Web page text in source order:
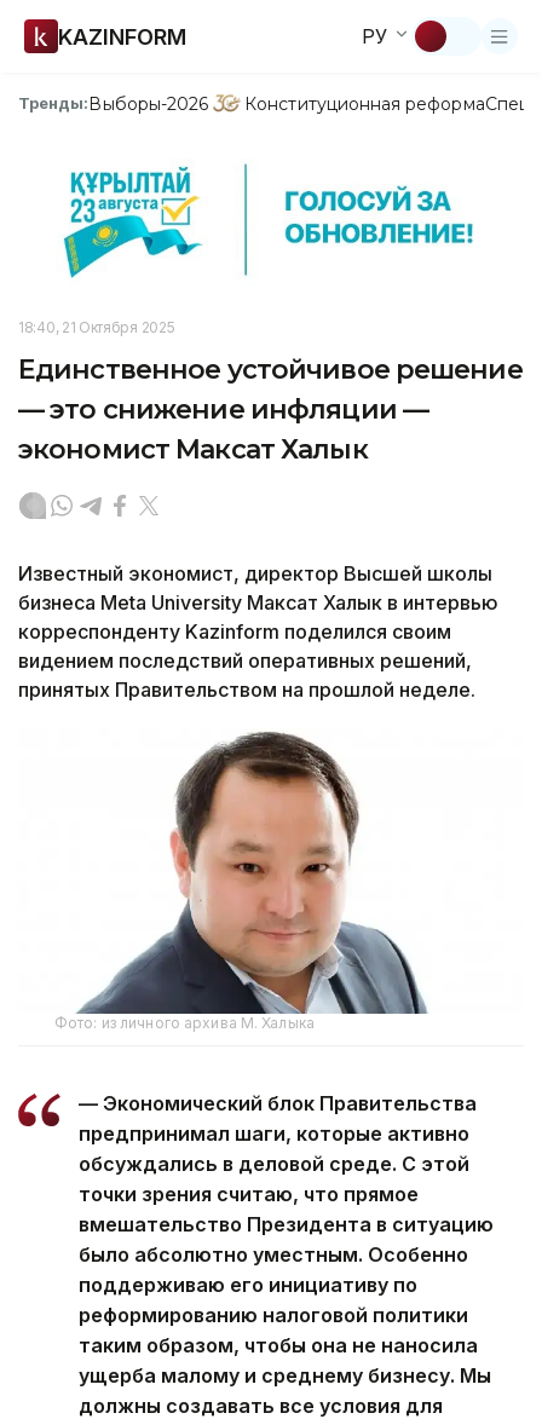
KAZINFORM РУ
Тренды:Выборы-2026 Конституционная реформа
18:40, 21 Октября 2025
Единственное устойчивое решение
— это снижение инфляции —
экономист Максат Халык
Известный экономист, директор Высшей школы
бизнеса Meta University Максат Халык в интервью
корреспонденту Kazinform поделился своим
видением последствий оперативных решений,
принятых Правительством на прошлой неделе.
Фото: из личного архива М. Халыка
— Экономический блок Правительства
предпринимал шаги, которые активно
обсуждались в деловой среде. С этой
точки зрения считаю, что прямое
вмешательство Президента в ситуацию
было абсолютно уместным. Особенно
поддерживаю его инициативу по
реформированию налоговой политики
таким образом, чтобы она не наносила
ущерба малому и среднему бизнесу. Мы
должны создавать все условия для